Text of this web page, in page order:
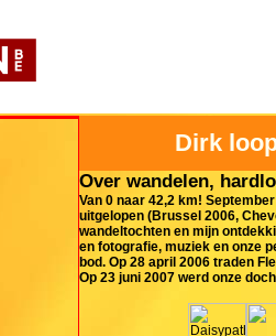
Dirk
Over wandelen,
Van 0 naar 42,2 km!
uitgelopen (Brussel 2006,
wandeltochten en mijn
en fotografie, muziek en onze
bod. Op 28 april 2006 traden
Op 23 juni 2007 werd onze